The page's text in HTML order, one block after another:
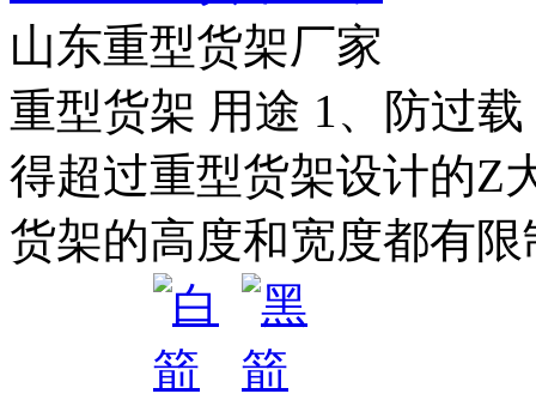
山东重型货架厂家
重型货架 用途 1、防过
得超过重型货架设计的Z
货架的高度和宽度都有限